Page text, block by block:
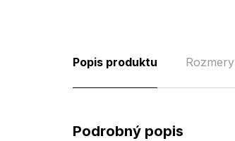
Popis produktu Rozmery
Podrobný popis